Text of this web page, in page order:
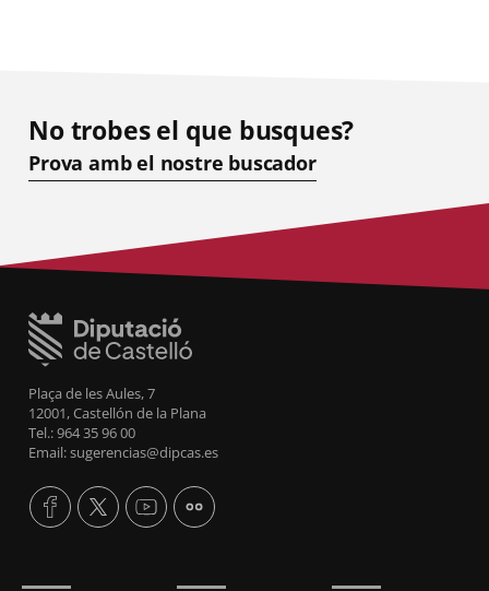
No trobes el que busques?
Prova amb el nostre buscador
Plaça de les Aules, 7
12001, Castellón de la Plana
Tel.: 964 35 96 00
Email: sugerencias@dipcas.es